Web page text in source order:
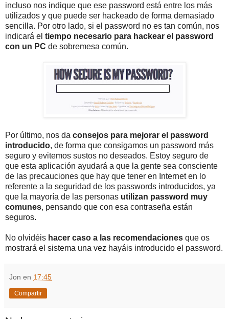
incluso nos indique que ese password está entre los más
utilizados y que puede ser hackeado de forma demasiado
sencilla. Por otro lado, si el password no es tan común, nos
indicará el tiempo necesario para hackear el password
con un PC de sobremesa común.
Por último, nos da consejos para mejorar el password
introducido, de forma que consigamos un password más
seguro y evitemos sustos no deseados. Estoy seguro de
que esta aplicación ayudará a que la gente sea consciente
de las precauciones que hay que tener en Internet en lo
referente a la seguridad de los passwords introducidos, ya
que la mayoría de las personas utilizan password muy
comunes, pensando que con esa contraseña están
seguros.
No olvidéis hacer caso a las recomendaciones que os
mostrará el sistema una vez hayáis introducido el password.
Jon en 17:45
Compartir